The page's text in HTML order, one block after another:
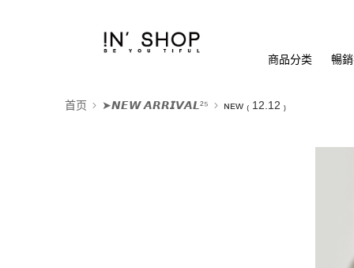
商品分类 暢
首页 ➤𝙉𝙀𝙒 𝘼𝙍𝙍𝙄𝙑𝘼𝙇²⁵ ɴᴇᴡ ₍ 12.12 ₎